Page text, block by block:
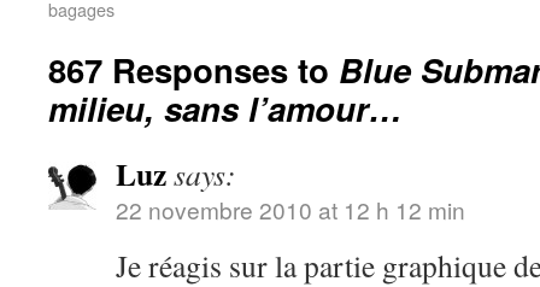
bagages
867 Responses to Blue
milieu, sans l’amour…
Luzsays:
22 novembre 2010 at 12 h 12 min
Je réagis sur la partie graphique